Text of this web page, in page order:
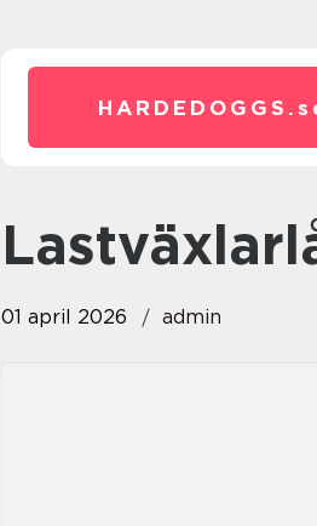
HARDEDOGGS.
01 april 2026 admin